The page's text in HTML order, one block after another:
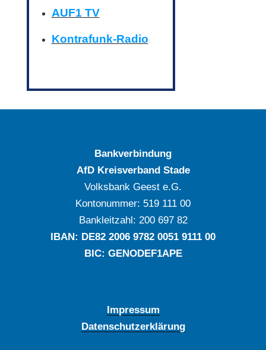
AUF1 TV
Kontrafunk-Radio
Bankverbindung
AfD Kreisverband Stade
Volksbank Geest e.G.
Kontonummer: ‍519 111 00
Bankleitzahl: ‍200 697 82
IBAN: DE‍82 ‍2006 ‍9782 ‍0051 ‍9111 ‍00
BIC: GENODEF1APE
Impressum
Datenschutzerklärung